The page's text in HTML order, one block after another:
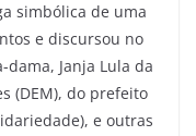
simbólica de uma
e discursou no
Janja Lula da
(DEM), do prefeito
e outras